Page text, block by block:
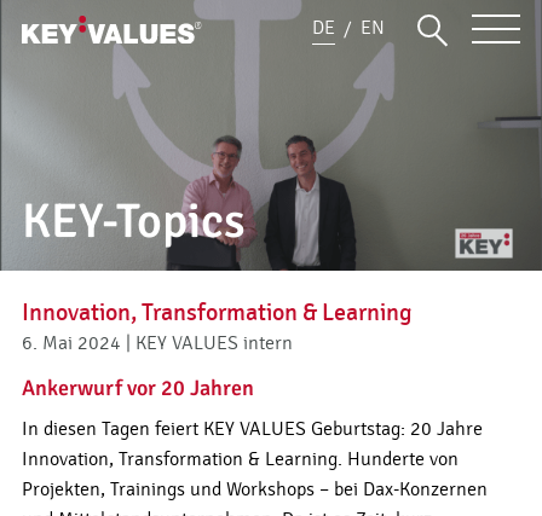
DE EN
KEY-Topics
Innovation, Transformation & Learning
6. Mai 2024 | KEY VALUES intern
Ankerwurf vor 20 Jahren
In diesen Tagen feiert KEY VALUES Geburtstag: 20 Jahre
Innovation, Transformation & Learning. Hunderte von
Projekten, Trainings und Workshops – bei Dax-Konzernen